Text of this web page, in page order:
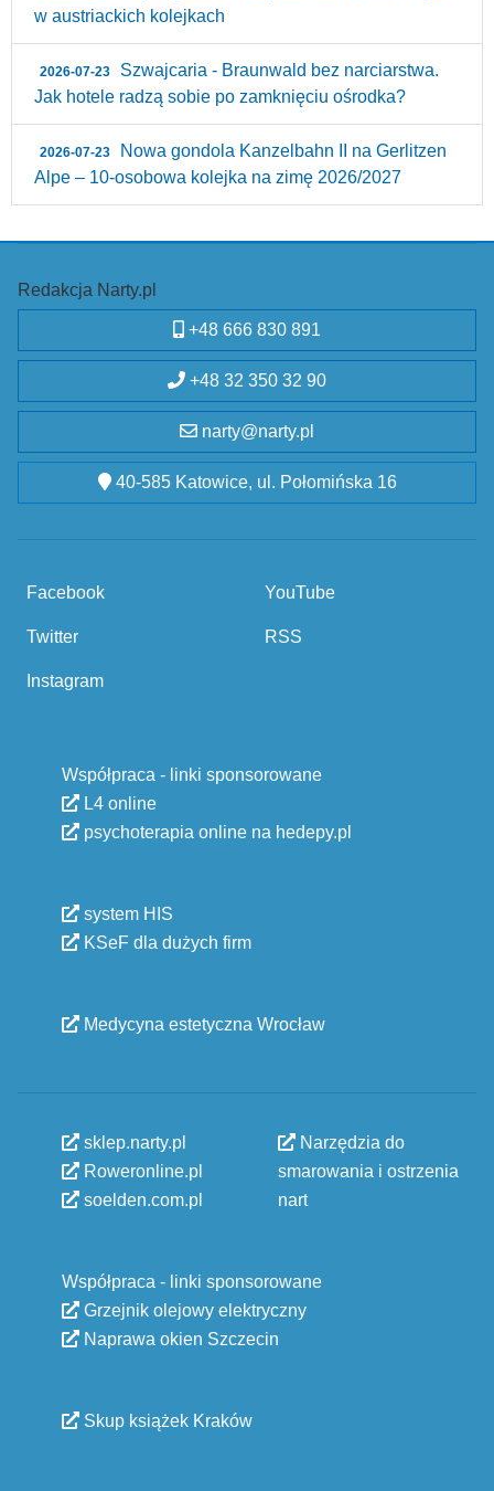
w austriackich kolejkach
2026-07-23
Szwajcaria - Braunwald bez narciarstwa.
Jak hotele radzą sobie po zamknięciu ośrodka?
2026-07-23
Nowa gondola Kanzelbahn II na Gerlitzen
Alpe – 10‑osobowa kolejka na zimę 2026/2027
Redakcja Narty.pl
+48 666 830 891
+48 32 350 32 90
narty@narty.pl
40-585 Katowice, ul. Połomińska 16
Facebook
Twitter
Instagram
YouTube
RSS
Współpraca - linki sponsorowane
L4 online
psychoterapia online na hedepy.pl
system HIS
KSeF dla dużych firm
Medycyna estetyczna Wrocław
sklep.narty.pl
Roweronline.pl
soelden.com.pl
Narzędzia do
smarowania i ostrzenia
nart
Współpraca - linki sponsorowane
Grzejnik olejowy elektryczny
Naprawa okien Szczecin
Skup książek Kraków